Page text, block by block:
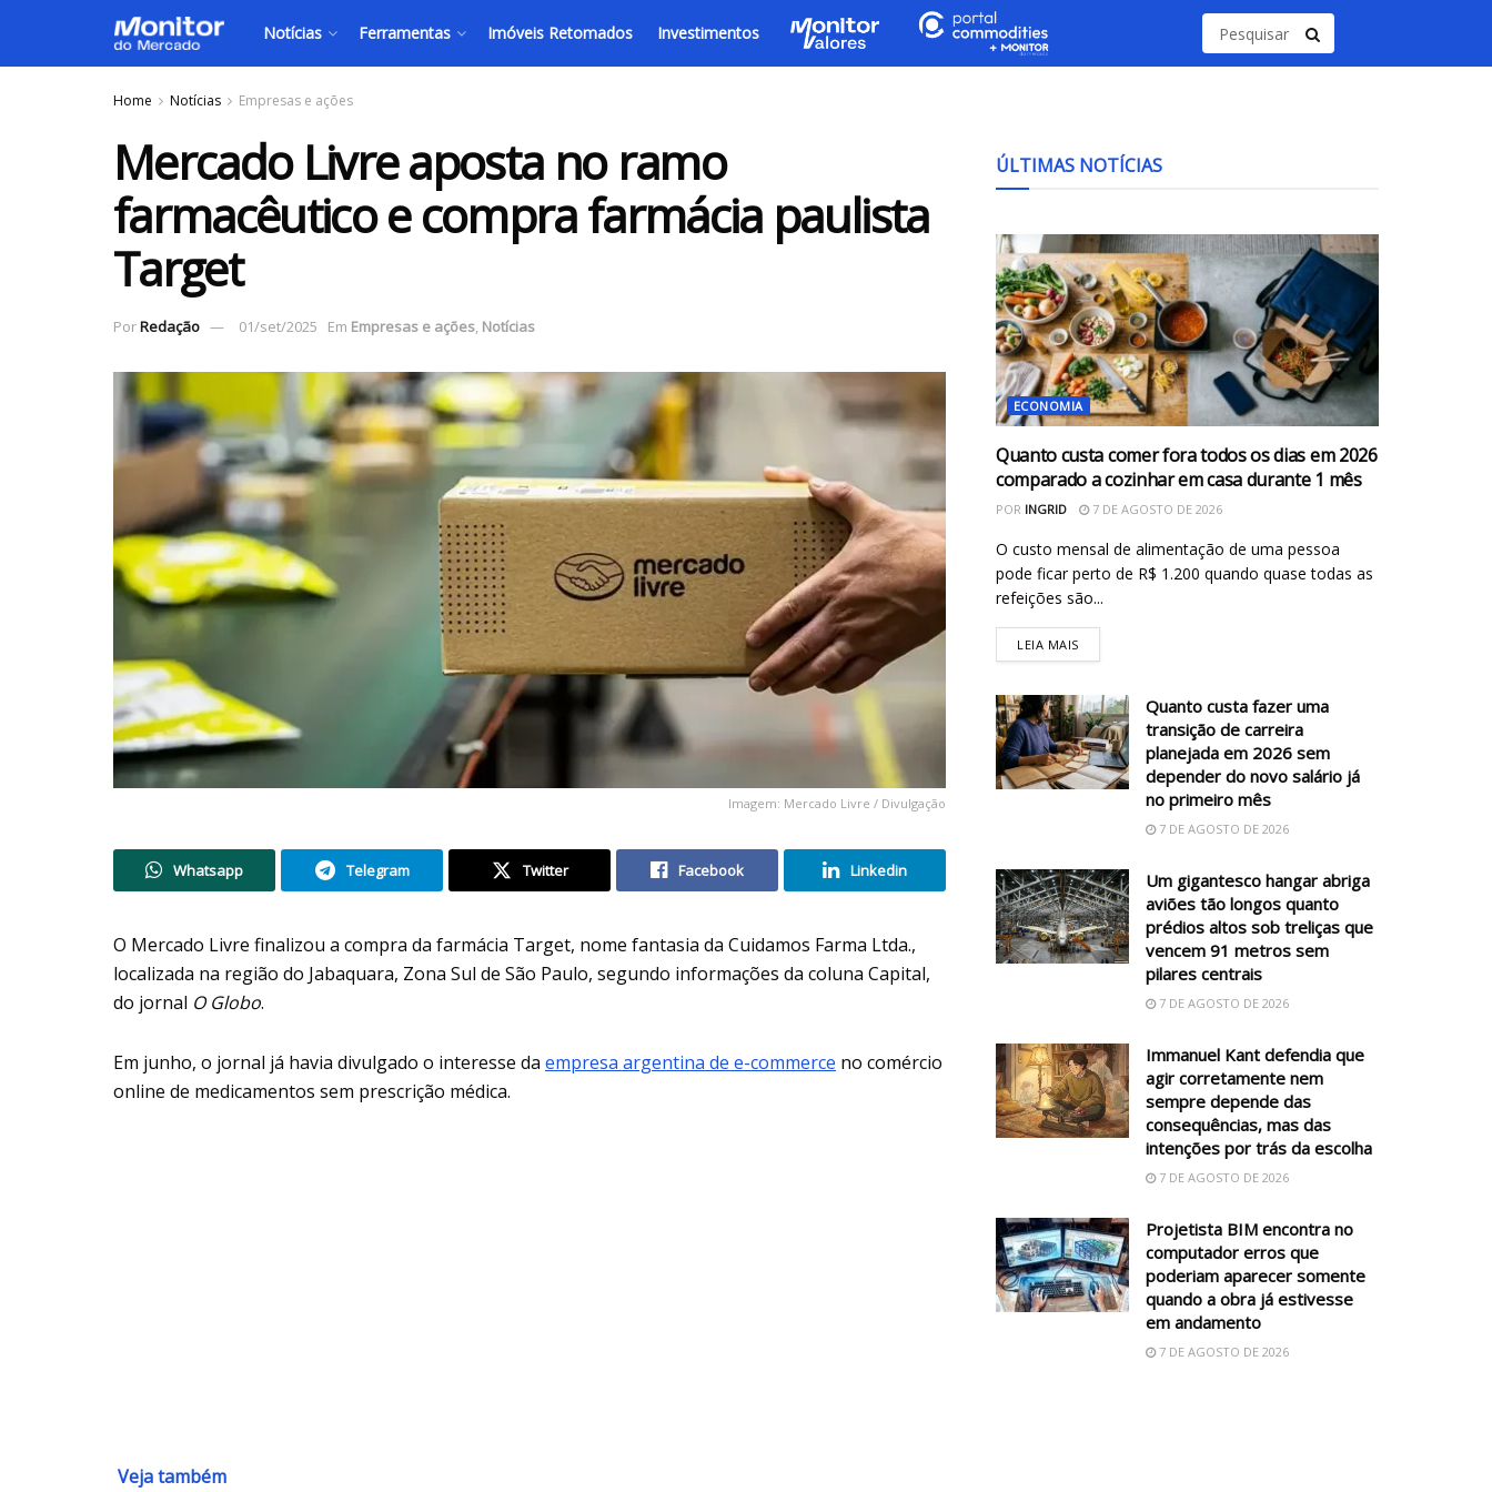
Notícias Ferramentas Imóveis Retomados Investimentos
Home Notícias Empresas e ações
Mercado Livre aposta no ramo
farmacêutico e compra farmácia paulista
Target
PorRedação 01/set/2025 Em Empresas e ações, Notícias
Imagem: Mercado Livre / Divulgação
Whatsapp Telegram Twitter Facebook Linkedin
O Mercado Livre finalizou a compra da farmácia Target, nome fantasia da Cuidamos Farma Ltda.,
localizada na região do Jabaquara, Zona Sul de São Paulo, segundo informações da coluna Capital,
do jornal O Globo.
Em junho, o jornal já havia divulgado o interesse da empresa argentina de e-commerce no comércio
online de medicamentos sem prescrição médica.
Veja também
ÚLTIMAS NOTÍCIAS
ECONOMIA
Quanto custa comer fora todos os dias em 2026
comparado a cozinhar em casa durante 1 mês
POR INGRID 7 DE AGOSTO DE 2026
O custo mensal de alimentação de uma pessoa
pode ficar perto de R$ 1.200 quando quase todas as
refeições são...
LEIA MAIS
Quanto custa fazer uma
transição de carreira
planejada em 2026 sem
depender do novo salário já
no primeiro mês
7 DE AGOSTO DE 2026
Um gigantesco hangar abriga
aviões tão longos quanto
prédios altos sob treliças que
vencem 91 metros sem
pilares centrais
7 DE AGOSTO DE 2026
Immanuel Kant defendia que
agir corretamente nem
sempre depende das
consequências, mas das
intenções por trás da escolha
7 DE AGOSTO DE 2026
Projetista BIM encontra no
computador erros que
poderiam aparecer somente
quando a obra já estivesse
em andamento
7 DE AGOSTO DE 2026